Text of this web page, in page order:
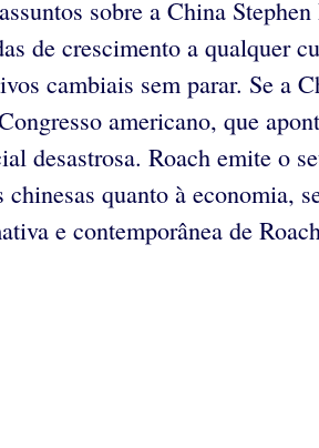
sobre a China
de crescimento a qualquer
cambiais sem parar. Se a
americano, que
desastrosa. Roach emite o
chinesas quanto à economia,
e contemporânea de